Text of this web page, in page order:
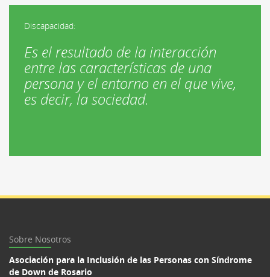
Discapacidad:
Es el resultado de la interacción
entre las características de una
persona y el entorno en el que vive,
es decir, la sociedad.
Sobre Nosotros
Asociación para la Inclusión de las Personas con Síndrome
de Down de Rosario